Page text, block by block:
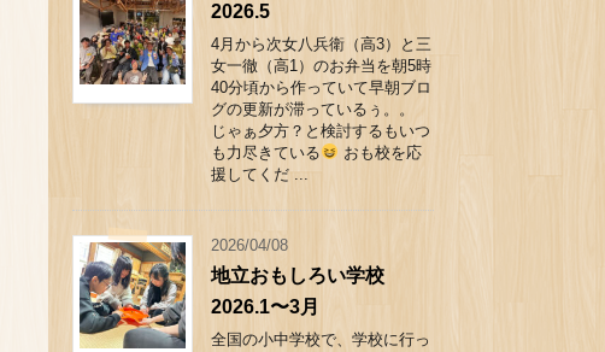
2026.5
4月から次女八兵衛（高3）と三
女一徹（高1）のお弁当を朝5時
40分頃から作っていて早朝ブロ
グの更新が滞っているぅ。。
じゃぁ夕方？と検討するもいつ
も力尽きている
おも校を応
援してくだ ...
2026/04/08
地立おもしろい学校
2026.1〜3月
全国の小中学校で、学校に行っ